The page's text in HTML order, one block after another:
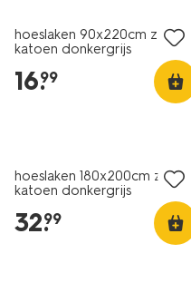
hoeslaken 90x220cm zacht
katoen donkergrijs
16.
99
hoeslaken 180x200cm zacht
katoen donkergrijs
32.
99